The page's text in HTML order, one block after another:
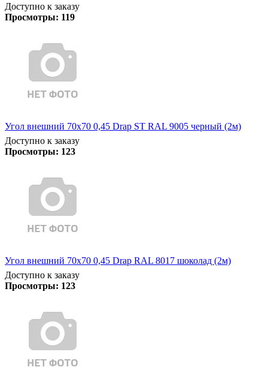
Доступно к заказу
Просмотры: 119
Угол внешний 70х70 0,45 Drap ST RAL 9005 черный (2м)
Доступно к заказу
Просмотры: 123
Угол внешний 70х70 0,45 Drap RAL 8017 шоколад (2м)
Доступно к заказу
Просмотры: 123